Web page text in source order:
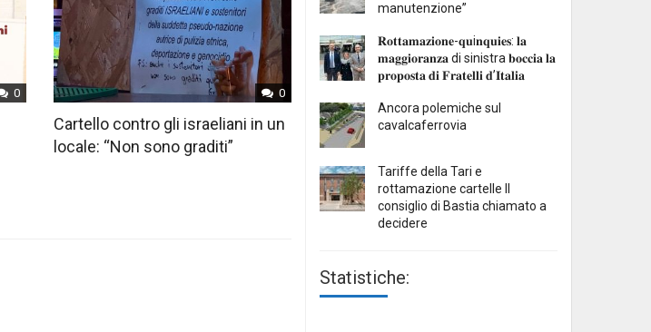
0 0
Cartello contro gli israeliani in un
locale: “Non sono graditi”
manutenzione”
𝐑𝐨𝐭𝐭𝐚𝐦𝐚𝐳𝐢𝐨𝐧𝐞-𝐪𝐮i𝐧𝐪𝐮𝐢𝐞𝐬: 𝐥𝐚
𝐦𝐚𝐠𝐠𝐢𝐨𝐫𝐚𝐧𝐳𝐚 di sinistra 𝐛𝐨𝐜𝐜𝐢𝐚 𝐥𝐚
𝐩𝐫𝐨𝐩𝐨𝐬𝐭𝐚 𝐝𝐢 𝐅𝐫𝐚𝐭𝐞𝐥𝐥𝐢 𝐝’𝐈𝐭𝐚𝐥𝐢𝐚
Ancora polemiche sul
cavalcaferrovia
Tariffe della Tari e
rottamazione cartelle Il
consiglio di Bastia chiamato a
decidere
Statistiche: